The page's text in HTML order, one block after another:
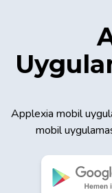
Applexia mobil
mobil